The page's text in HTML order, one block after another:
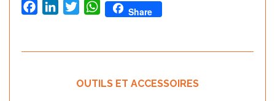
FacebookLinkedInTwitterWhatsApp
Share
OUTILS ET ACCESSOIRES